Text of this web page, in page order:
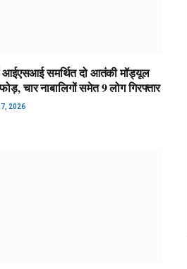
आईएसआई समर्थित दो आतंकी मॉड्यूल
चार नाबालिगों समेत 9 लोग गिरफ्तार
7, 2026